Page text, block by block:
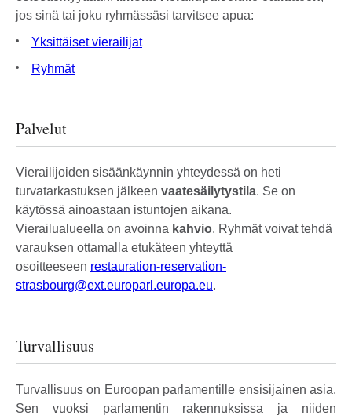
jos sinä tai joku ryhmässäsi tarvitsee apua:
Yksittäiset vierailijat
Ryhmät
Palvelut
Vierailijoiden sisäänkäynnin yhteydessä on heti
turvatarkastuksen jälkeen vaatesäilytystila. Se on
käytössä ainoastaan istuntojen aikana.
Vierailualueella on avoinna kahvio. Ryhmät voivat tehdä
varauksen ottamalla etukäteen yhteyttä
osoitteeseen restauration-reservation-
strasbourg@ext.europarl.europa.eu.
Turvallisuus
Turvallisuus on Euroopan parlamentille ensisijainen asia.
Sen vuoksi parlamentin rakennuksissa ja niiden